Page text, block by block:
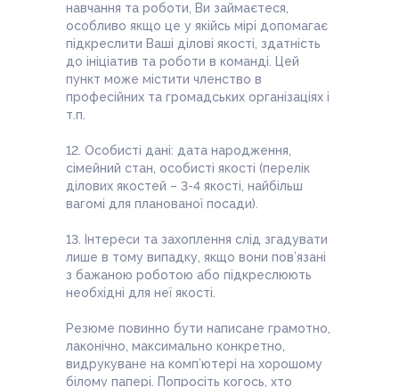
навчання та роботи, Ви займаєтеся,
особливо якщо це у якійсь мірі допомагає
підкреслити Ваші ділові якості, здатність
до ініціатив та роботи в команді. Цей
пункт може містити членство в
професійних та громадських організаціях i
т.п.
12. Особисті дані: дата народження,
сімейний стан, особисті якості (перелік
ділових якостей – 3-4 якості, найбільш
вагомі для планованої посади).
13. Інтереси та захоплення слід згадувати
лише в тому випадку, якщо вони пов’язані
з бажаною роботою або підкреслюють
необхідні для неї якості.
Резюме повинно бути написане грамотно,
лаконічно, максимально конкретно,
видрукуване на комп’ютері на хорошому
білому папері. Попросіть когось, хто